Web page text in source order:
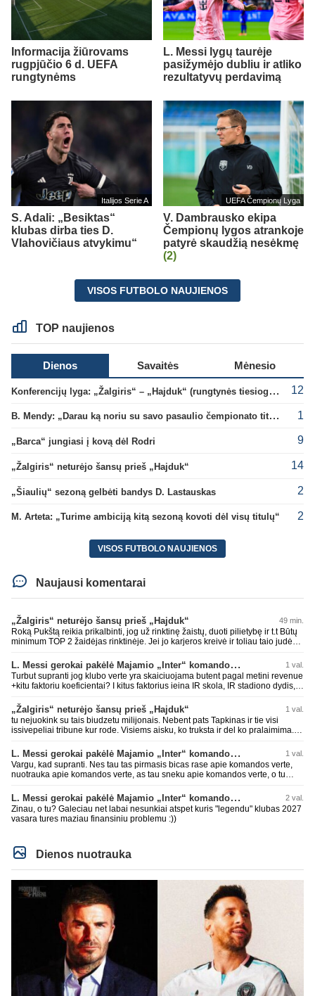
Informacija žiūrovams
rugpjūčio 6 d. UEFA
rungtynėms
L. Messi lygų taurėje
pasižymėjo dubliu ir atliko
rezultatyvų perdavimą
Italijos Serie A
S. Adali: „Besiktas“
klubas dirba ties D.
Vlahovičiaus atvykimu“
UEFA Čempionų Lyga
V. Dambrausko ekipa
Čempionų lygos atrankoje
patyrė skaudžią nesėkmę
(2)
VISOS FUTBOLO NAUJIENOS
TOP naujienos
Dienos Savaitės Mėnesio
Konferencijų lyga: „Žalgiris“ – „Hajduk“ (rungtynės tiesiogiai) 12
B. Mendy: „Darau ką noriu su savo pasaulio čempionato titulu“ 1
„Barca“ jungiasi į kovą dėl Rodri 9
„Žalgiris“ neturėjo šansų prieš „Hajduk“ 14
„Šiaulių“ sezoną gelbėti bandys D. Lastauskas 2
M. Arteta: „Turime ambiciją kitą sezoną kovoti dėl visų titulų“ 2
VISOS FUTBOLO NAUJIENOS
Naujausi komentarai
„Žalgiris“ neturėjo šansų prieš „Hajduk“ 49 min.
Roką Pukštą reikia prikalbinti, jog už rinktinę žaistų, duoti pilietybę ir t.t Būtų
minimum TOP 2 žaidėjas rinktinėje. Jei jo karjeros kreivė ir toliau taio judės,
L. Messi gerokai pakėlė Majamio „Inter“ komandos vertę 1 val.
Turbut supranti jog klubo verte yra skaiciuojama butent pagal metini revenue
+kitu faktoriu koeficientai? I kitus faktorius ieina IR skola, IR stadiono dydis,
puikiausiai sugeneravo rekordini 1.1B revenue, kas stipriai prisidejo prie
milzinisko klubo vertes suoli siemet. Be to, tie 200 pamineti cia yra visiskai
on-point, jeigu jau musu mylimas D. prasneko apie klubo vertes kelima, arba
CR atveju - numusima.
„Žalgiris“ neturėjo šansų prieš „Hajduk“ 1 val.
tu nejuokink su tais biudzetu milijonais. Nebent pats Tapkinas ir tie visi
issivepeliai tribune kur rode. Visiems aisku, ko truksta ir del ko pralaimima.
ziniasklaidos, kuri isanalizuoti po pirsteli, ko kam truksta, tai nei kalnietis nei
kasperunas nesusigaudys. Aciu, mercys, lauksim wilno grietineles
besivaipanciu itamet Konfu lygoje 20 tukst. stadione...jei makleriui tapinui
neatsibos sitas projektas
L. Messi gerokai pakėlė Majamio „Inter“ komandos vertę 1 val.
Vargu, kad supranti. Nes tau tas pirmasis bicas rase apie komandos verte,
nuotrauka apie komandos verte, as tau sneku apie komandos verte, o tu
pasaulyje pagal tai, bet uzima antra vieta po Realo pagal klubine verte
pasaulyje. Tokios ten ir finansines problemos pas ta Al Nassr kai PIF vienu
rankos mostu galetu viska nubraukti jeigu noretu. Siaip tas PIF savo
priziurimus klubus galetu arabuose griezciau kontroliuoti nes rinka nesveikai
L. Messi gerokai pakėlė Majamio „Inter“ komandos vertę 2 val.
Zinau, o tu? Galeciau net labai nesunkiai atspet kuris "legendu" klubas 2027
vasara tures maziau finansiniu problemu :))
Dienos nuotrauka